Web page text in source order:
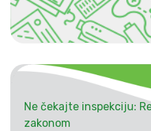
Ne čekajte inspekciju:
zakonom